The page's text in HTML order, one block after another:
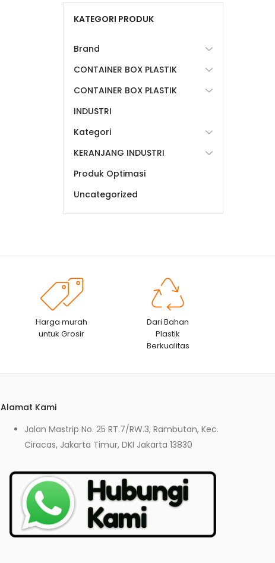
KATEGORI PRODUK
Brand
CONTAINER BOX PLASTIK
CONTAINER BOX PLASTIK
INDUSTRI
Kategori
KERANJANG INDUSTRI
Produk Optimasi
Uncategorized
Harga murah
untuk Grosir
Dari Bahan
Plastik
Berkualitas
Alamat Kami
Jalan Mastrip No. 25 RT.7/RW.3, Rambutan, Kec.
Ciracas, Jakarta Timur, DKI Jakarta 13830